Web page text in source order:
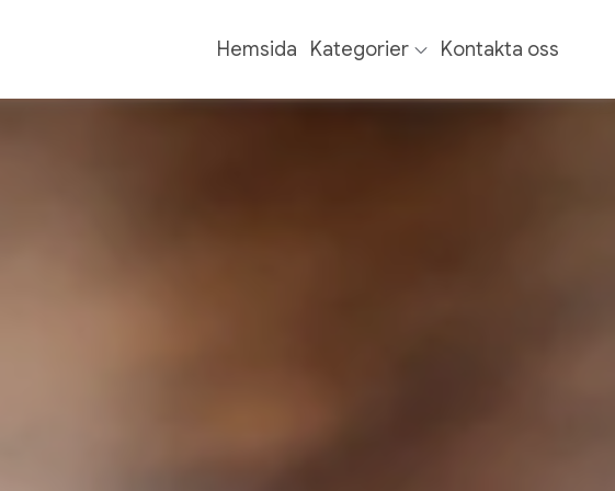
Hemsida Kategorier Kontakta oss